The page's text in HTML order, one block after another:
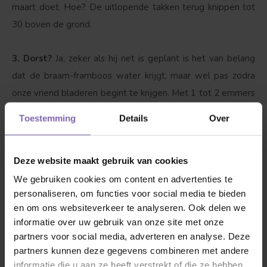
Toestemming Details Over
Deze website maakt gebruik van cookies
We gebruiken cookies om content en advertenties te
personaliseren, om functies voor social media te bieden
en om ons websiteverkeer te analyseren. Ook delen we
informatie over uw gebruik van onze site met onze
partners voor social media, adverteren en analyse. Deze
partners kunnen deze gegevens combineren met andere
informatie die u aan ze heeft verstrekt of die ze hebben
maart doet. Hoe? De uitlopende takken terug knippen tot
30 boven de grond.
3. Dorst?Ja, zeker als hij net is geplant is het van belang
dat de braam-framboos water krijgt, maar wel pas zodra
onze vriend bladeren begint te krijgen. Met 1 tot 2 emmers
water in de avond.
Goed om te weten
Bekijk hieronder de accessoires waar de braam-framboos
blij van wordt. Wij zorgen voor een veilig transport voor
jouw fruitstruik, zodat deze niet beschadigd raakt. Liever de